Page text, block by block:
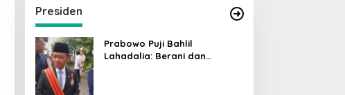
Presiden
Prabowo Puji Bahlil
Lahadalia: Berani dan